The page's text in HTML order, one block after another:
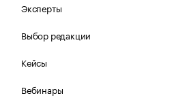
Эксперты
Выбор редакции
Кейсы
Вебинары